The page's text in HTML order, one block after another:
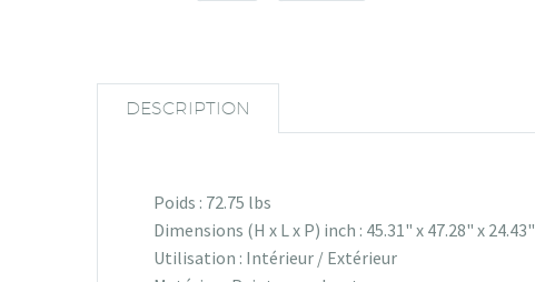
DESCRIPTION
Poids : 72.75 lbs
Dimensions (H x L x P) inch : 45.31" x 47.28" x 24.43"
Utilisation : Intérieur / Extérieur